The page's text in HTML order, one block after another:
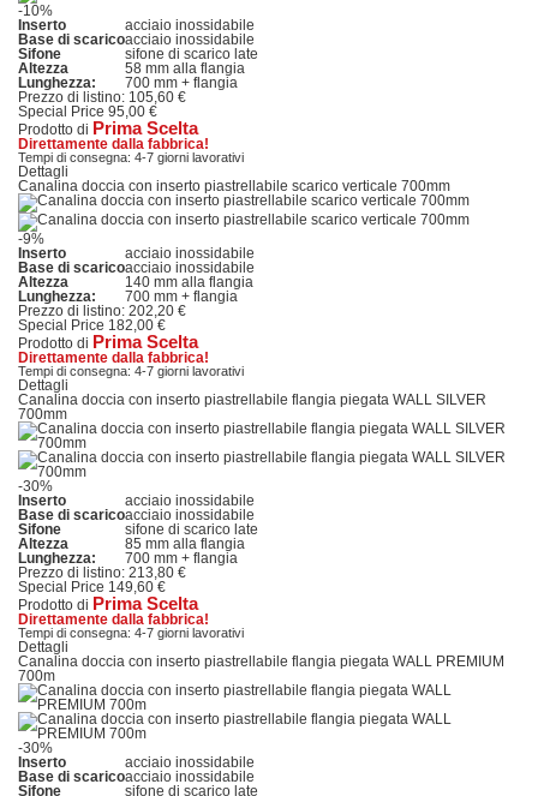
-10%
Inserto
acciaio inossidabile
Base di scaricoacciaio inossidabile
Sifone
sifone di scarico late
Altezza
58 mm alla flangia
Lunghezza:
700 mm + flangia
Prezzo di listino: 105,60 €
Special Price 95,00 €
Prodotto di Prima Scelta
Direttamente dalla fabbrica!
Tempi di consegna: 4-7 giorni lavorativi
Dettagli
Canalina doccia con inserto piastrellabile scarico verticale 700mm
-9%
Inserto
acciaio inossidabile
Base di scaricoacciaio inossidabile
Altezza
140 mm alla flangia
Lunghezza:
700 mm + flangia
Prezzo di listino: 202,20 €
Special Price 182,00 €
Prodotto di Prima Scelta
Direttamente dalla fabbrica!
Tempi di consegna: 4-7 giorni lavorativi
Dettagli
Canalina doccia con inserto piastrellabile flangia piegata WALL SILVER
700mm
-30%
Inserto
acciaio inossidabile
Base di scaricoacciaio inossidabile
Sifone
sifone di scarico late
Altezza
85 mm alla flangia
Lunghezza:
700 mm + flangia
Prezzo di listino: 213,80 €
Special Price 149,60 €
Prodotto di Prima Scelta
Direttamente dalla fabbrica!
Tempi di consegna: 4-7 giorni lavorativi
Dettagli
Canalina doccia con inserto piastrellabile flangia piegata WALL PREMIUM
700m
-30%
Inserto
acciaio inossidabile
Base di scaricoacciaio inossidabile
Sifone
sifone di scarico late